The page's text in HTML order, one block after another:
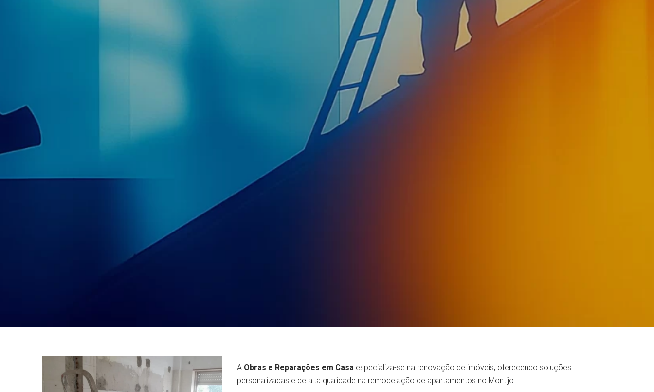
A Obras e Reparações em Casa especializa-se na renovação de imóveis, oferecendo soluções
personalizadas e de alta qualidade na remodelação de apartamentos no Montijo.